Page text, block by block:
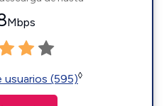
Mbps
usuarios (595)◊